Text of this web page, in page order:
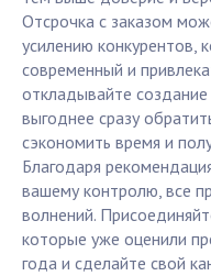
Отсрочка с заказом
усилению конкурентов,
современный и
откладывайте
выгоднее сразу
сэкономить время и
Благодаря
вашему контролю, все
волнений.
которые уже оценили
года и сделайте свой